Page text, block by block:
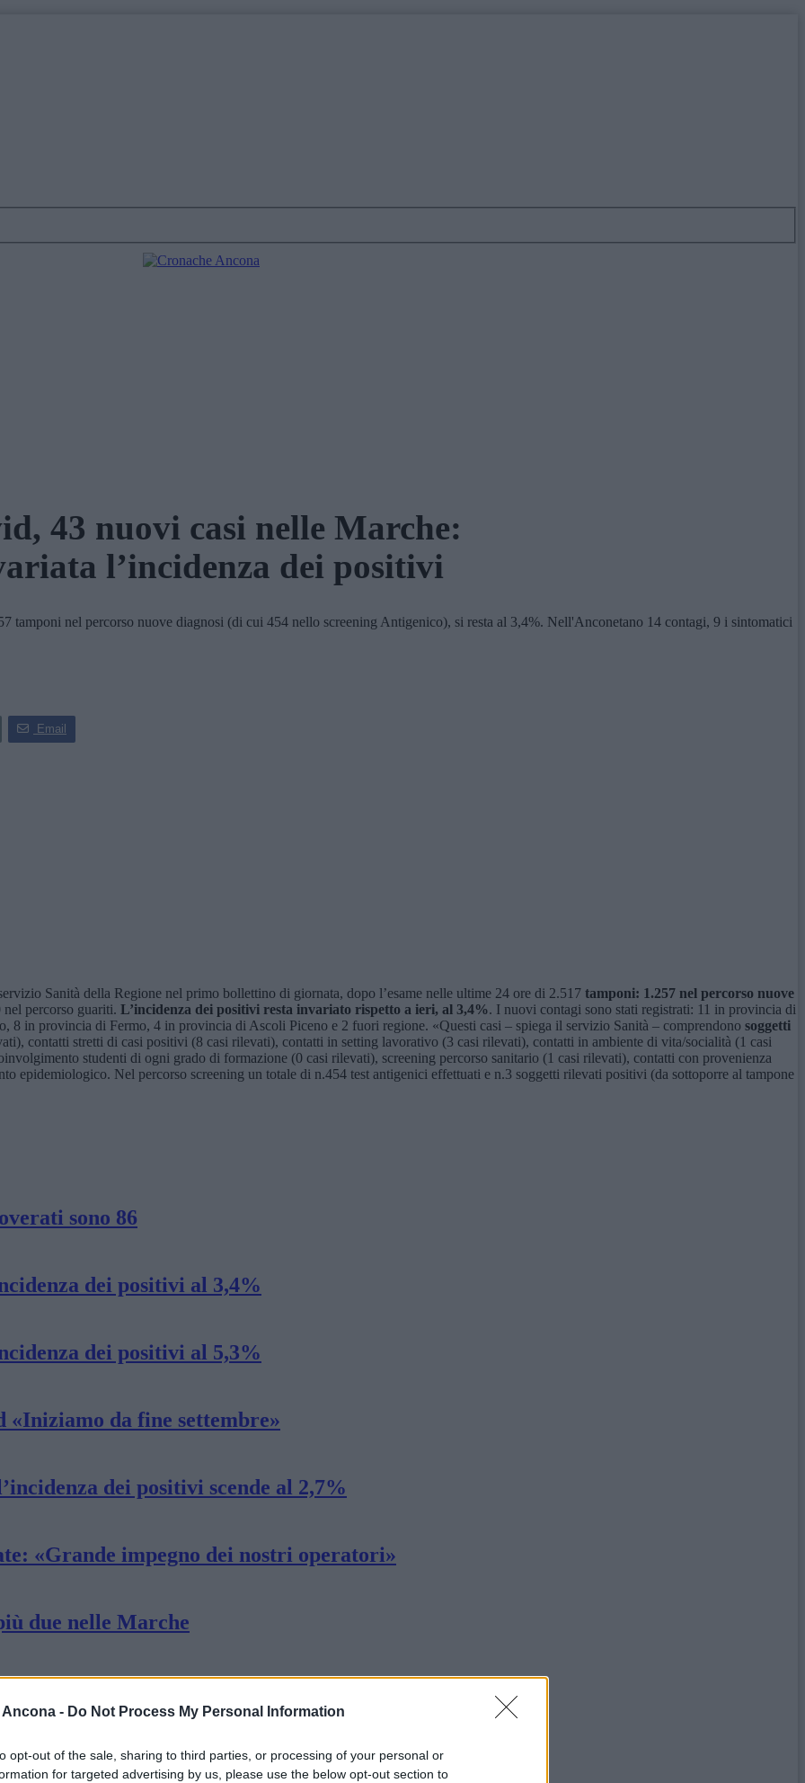
- Do Not Process My Personal Information
opt-out of the sale, sharing to third parties, or processing of your personal or
for targeted advertising by us, please use the below opt-out section to
43 nuovi casi nelle Marche:
l’incidenza dei positivi
nel percorso nuove diagnosi (di cui 454 nello screening Antigenico), si resta al 3,4%. Nell'Anconetano 14 contagi, 9 i sintomatici
Email
Sanità della Regione nel primo bollettino di giornata, dopo l’esame nelle ultime 24 ore di 2.517 tamponi: 1.257 nel percorso nuove
percorso guariti. L’incidenza dei positivi resta invariato rispetto a ieri, al 3,4%. I nuovi contagi sono stati registrati: 11 in provincia di
8 in provincia di Fermo, 4 in provincia di Ascoli Piceno e 2 fuori regione. «Questi casi – spiega il servizio Sanità – comprendono soggetti
contatti stretti di casi positivi (8 casi rilevati), contatti in setting lavorativo (3 casi rilevati), contatti in ambiente di vita/socialità (1 casi
studenti di ogni grado di formazione (0 casi rilevati), screening percorso sanitario (1 casi rilevati), contatti con provenienza
epidemiologico. Nel percorso screening un totale di n.454 test antigenici effettuati e n.3 soggetti rilevati positivi (da sottoporre al tampone
sono 86
dei positivi al 3,4%
dei positivi al 5,3%
da fine settembre»
dei positivi scende al 2,7%
«Grande impegno dei nostri operatori»
due nelle Marche
65